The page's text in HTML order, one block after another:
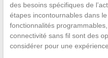
des besoins spécifiques de
étapes incontournables dans
fonctionnalités
connectivité sans fil sont des
considérer pour une